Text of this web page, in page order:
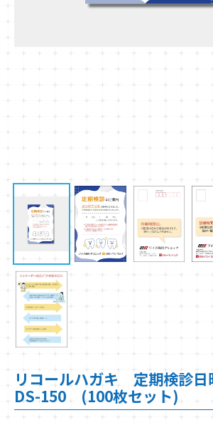
リコールハガキ 定期検診
DS-150 (100枚セット)